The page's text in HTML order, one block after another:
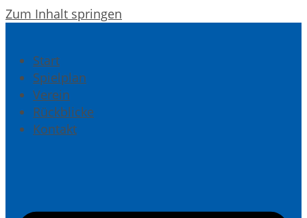
Zum Inhalt springen
Start
Spielplan
Verein
Rückblicke
Kontakt